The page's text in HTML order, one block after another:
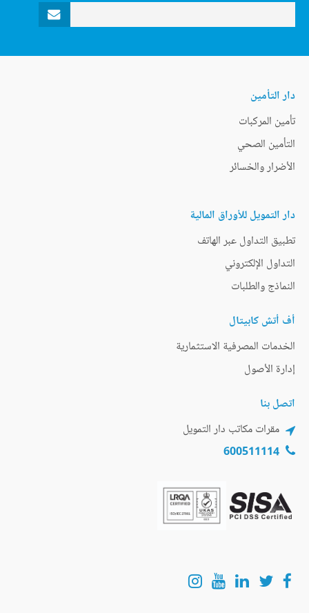
دار التأمين
تأمين المركبات
التأمين الصحي
الأضرار والخسائر
دار التمويل للأوراق المالية
تطبيق التداول عبر الهاتف
التداول الإلكتروني
النماذج والطلبات
أف أتش كابيتال
الخدمات المصرفية الاستثمارية
إدارة الأصول
اتصل بنا
مقرات مكاتب دار التمويل
600511114